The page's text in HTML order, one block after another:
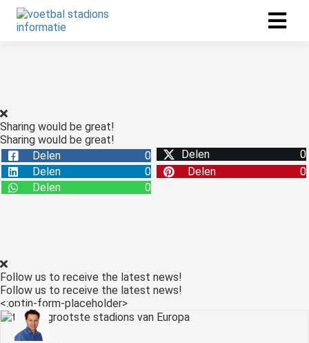
Sharing would be great!
Sharing would be great!
Delen
0 Delen
0
Delen
0 Delen
0
Delen
0
Follow us to receive the latest news!
Follow us to receive the latest news!
<:optin-form-placeholder>